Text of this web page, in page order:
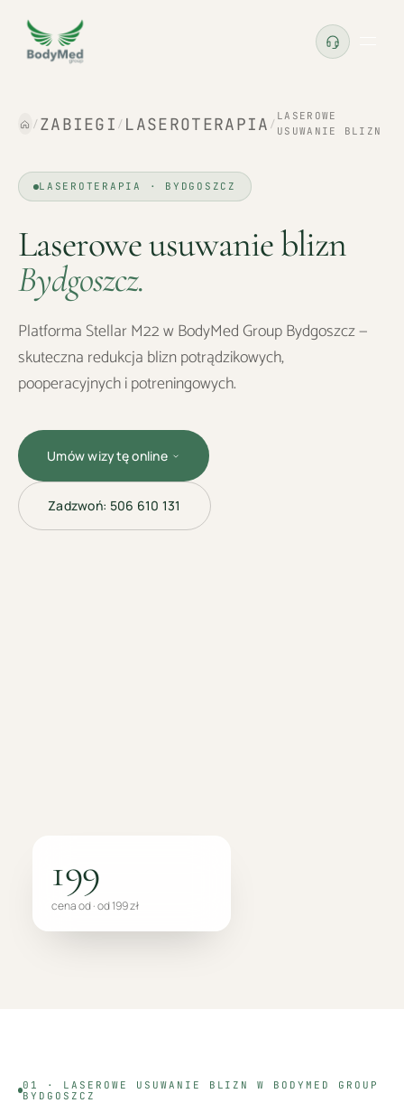
/ ZABIEGI / LASEROTERAPIA /
LASEROWE
USUWANIE BLIZN
LASEROTERAPIA · BYDGOSZCZ
Laserowe usuwanie blizn
Bydgoszcz.
Platforma Stellar M22 w BodyMed Group Bydgoszcz —
skuteczna redukcja blizn potrądzikowych,
pooperacyjnych i potreningowych.
Umów wizytę online
Zadzwoń: 506 610 131
199
cena od · od 199 zł
01 · LASEROWE USUWANIE BLIZN
W BODYMED GROUP
BYDGOSZCZ